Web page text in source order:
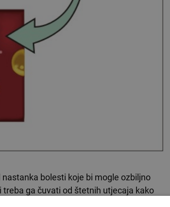
bolesti koje bi mogle ozbiljno
ga čuvati od štetnih utjecaja kako